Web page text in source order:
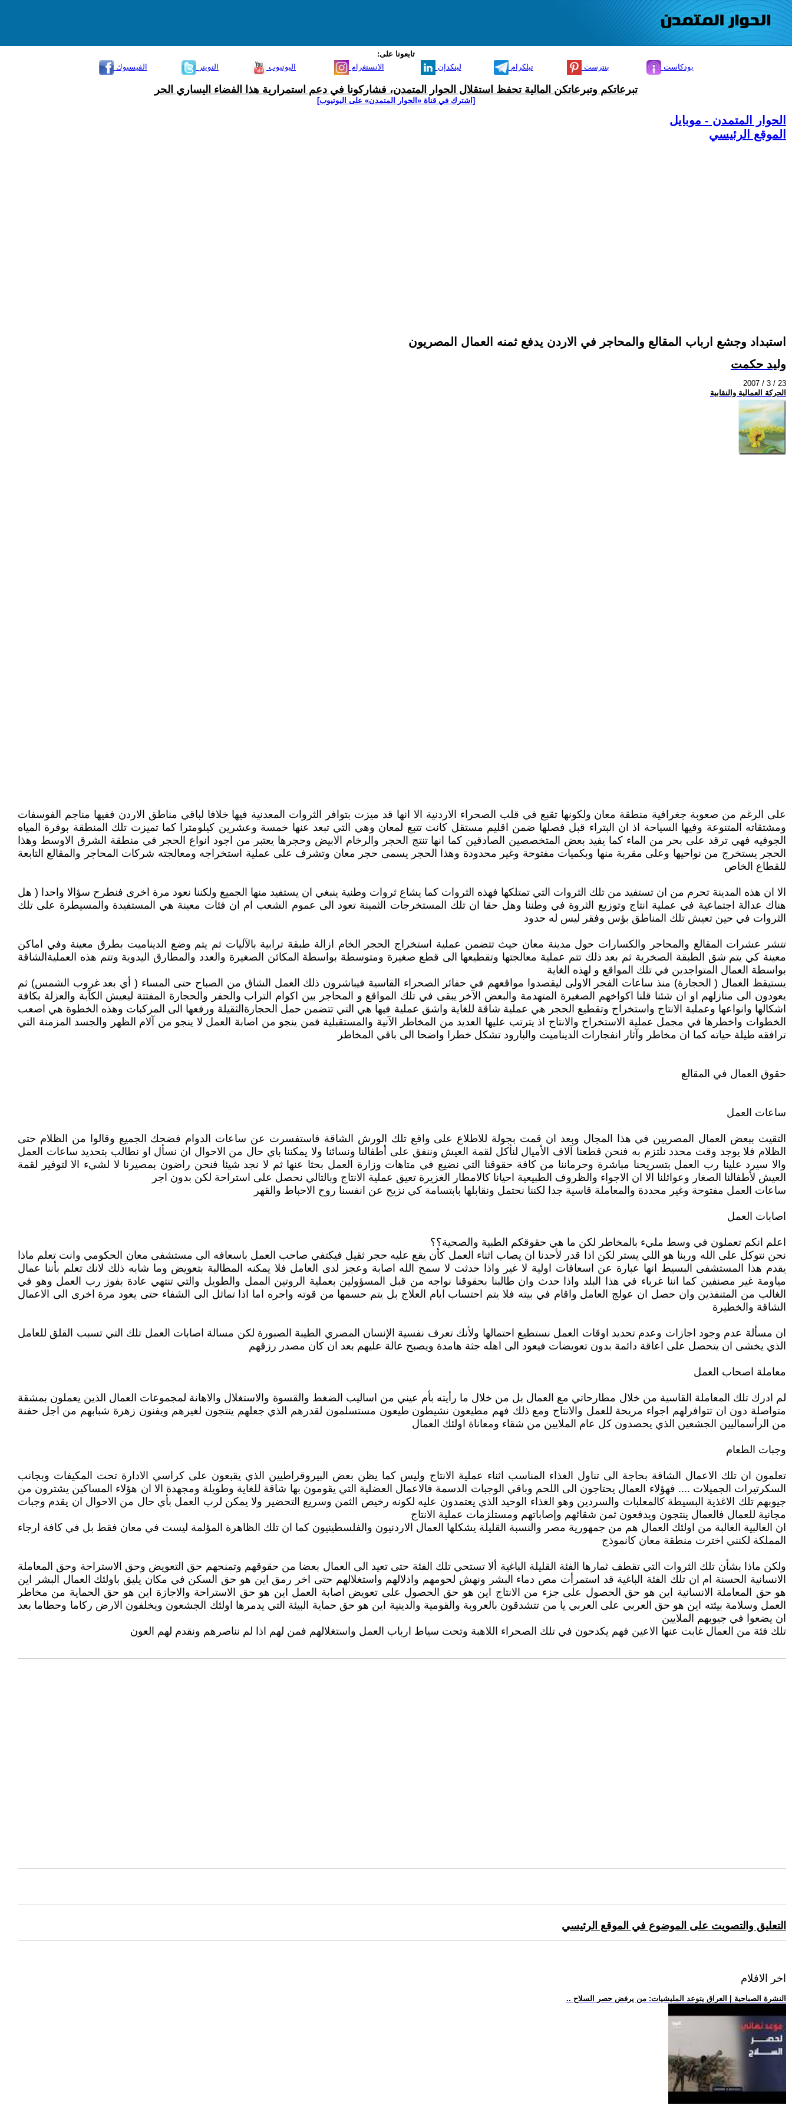
تابعونا على:
الفيسبوك
التويتر اليوتيوب الانستغرام لينكدإن تيلكرام بنترست بودكاست
تبرعاتكم وتبرعاتكن المالية تحفظ استقلال الحوار المتمدن، فشاركونا في دعم استمرارية هذا الفضاء اليساري الحر
[اشترك في قناة ‫«الحوار المتمدن» على اليوتيوب]
الحوار المتمدن - موبايل
الموقع الرئيسي
استبداد وجشع ارباب المقالع والمحاجر في الاردن يدفع ثمنه العمال المصريون
وليد حكمت
2007 / 3 / 23
الحركة العمالية والنقابية
على الرغم من صعوبة جغرافية منطقة معان ولكونها تقبع في قلب الصحراء الاردنية الا انها قد ميزت بتوافر الثروات المعدنية فيها خلافا لباقي مناطق الاردن ففيها مناجم الفوسفات
ومشتقاته المتنوعة وفيها السياحة اذ ان البتراء قبل فصلها ضمن اقليم مستقل كانت تتبع لمعان وهي التي تبعد عنها خمسة وعشرين كيلومترا كما تميزت تلك المنطقة بوفرة المياه
الجوفيه فهي ترقد على بحر من الماء كما يفيد بعض المتخصصين الصادقين كما انها تنتج الحجر والرخام الابيض وحجرها يعتبر من اجود انواع الحجر في منطقة الشرق الاوسط وهذا
الحجر يستخرج من نواحيها وعلى مقربة منها وبكميات مفتوحة وغير محدودة وهذا الحجر يسمى حجر معان وتشرف على عملية استخراجه ومعالجته شركات المحاجر والمقالع التابعة
للقطاع الخاص
الا ان هذه المدينة تحرم من ان تستفيد من تلك الثروات التي تمتلكها فهذه الثروات كما يشاع ثروات وطنية ينبغي ان يستفيد منها الجميع ولكننا نعود مرة اخرى فنطرح سؤالا واحدا ( هل
هناك عدالة اجتماعية في عملية انتاج وتوزيع الثروة في وطننا وهل حقا ان تلك المستخرجات الثمينة تعود الى عموم الشعب ام ان فئات معينة هي المستفيدة والمسيطرة على تلك
الثروات في حين تعيش تلك المناطق بؤس وفقر ليس له حدود
تتشر عشرات المقالع والمحاجر والكسارات حول مدينة معان حيث تتضمن عملية استخراج الحجر الخام ازالة طبقة ترابية بالآليات ثم يتم وضع الديناميت بطرق معينة وفي اماكن
معينة كي يتم شق الطبقة الصخرية ثم بعد ذلك تتم عملية معالجتها وتقطيعها الى قطع صغيرة ومتوسطة بواسطة المكائن الصغيرة والعدد والمطارق اليدوية وتتم هذه العمليةالشاقة
بواسطة العمال المتواجدين في تلك المواقع و لهذه الغاية
يستيقظ العمال ( الحجارة) منذ ساعات الفجر الاولى ليقصدوا مواقعهم في حفائر الصحراء القاسية فيباشرون ذلك العمل الشاق من الصباح حتى المساء ( أي بعد غروب الشمس) ثم
يعودون الى منازلهم او ان شئنا قلنا اكواخهم الصغيرة المتهدمة والبعض الآخر يبقى في تلك المواقع و المحاجر بين اكوام التراب والحفر والحجارة المفتتة ليعيش الكآبة والعزلة بكافة
اشكالها وانواعها وعملية الانتاج واستخراج وتقطيع الحجر هي عملية شاقة للغاية واشق عملية فيها هي التي تتضمن حمل الحجارةالثقيلة ورفعها الى المركبات وهذه الخطوة هي اصعب
الخطوات واخطرها في مجمل عملية الاستخراج والانتاج اذ يترتب عليها العديد من المخاطر الآنية والمستقبلية فمن ينجو من اصابة العمل لا ينجو من آلام الظهر والجسد المزمنة التي
ترافقه طيلة حياته كما ان مخاطر وآثار انفجارات الديناميت والبارود تشكل خطرا واضحا الى باقي المخاطر
حقوق العمال في المقالع
ساعات العمل
التقيت ببعض العمال المصريين في هذا المجال وبعد ان قمت بجولة للاطلاع على واقع تلك الورش الشاقة فاستفسرت عن ساعات الدوام فضحك الجميع وقالوا من الظلام حتى
الظلام فلا يوجد وقت محدد نلتزم به فنحن قطعنا آلاف الأميال لنأكل لقمة العيش وننفق على أطفالنا ونسائنا ولا يمكننا باي حال من الاحوال ان نسأل او نطالب بتحديد ساعات العمل
والا سيرد علينا رب العمل بتسريحنا مباشرة وحرماننا من كافة حقوقنا التي نضيع في متاهات وزارة العمل بحثا عنها ثم لا نجد شيئا فنحن راضون بمصيرنا لا لشيء الا لتوفير لقمة
العيش لأطفالنا الصغار وعوائلنا الا ان الاجواء والظروف الطبيعية احيانا كالامطار الغزيرة تعيق عملية الانتاج وبالتالي نحصل على استراحة لكن بدون اجر
ساعات العمل مفتوحة وغير محددة والمعاملة قاسية جدا لكننا نحتمل ونقابلها بابتسامة كي نزيح عن انفسنا روح الاحباط والقهر
اصابات العمل
اعلم انكم تعملون في وسط مليء بالمخاطر لكن ما هي حقوقكم الطبية والصحية؟؟
نحن نتوكل على الله وربنا هو اللي يستر لكن اذا قدر لأحدنا ان يصاب اثناء العمل كأن يقع عليه حجر ثقيل فيكتفي صاحب العمل باسعافه الى مستشفى معان الحكومي وانت تعلم ماذا
يقدم هذا المستشفى البسيط انها عبارة عن اسعافات اولية لا غير واذا حدثت لا سمح الله اصابة وعجز لدى العامل فلا يمكنه المطالبة بتعويض وما شابه ذلك لانك تعلم بأننا عمال
مياومة غير مصنفين كما اننا غرباء في هذا البلد واذا حدث وان طالبنا بحقوقنا نواجه من قبل المسؤولين بعملية الروتين الممل والطويل والتي تنتهي عادة بفوز رب العمل وهو في
الغالب من المتنفذين وان حصل ان عولج العامل واقام في بيته فلا يتم احتساب ايام العلاج بل يتم حسمها من قوته واجره اما اذا تماثل الى الشفاء حتى يعود مرة اخرى الى الاعمال
الشاقة والخطيرة
ان مسألة عدم وجود اجازات وعدم تحديد اوقات العمل نستطيع احتمالها ولأنك تعرف نفسية الإنسان المصري الطيبة الصبورة لكن مسالة اصابات العمل تلك التي تسبب القلق للعامل
الذي يخشى ان يتحصل على اعاقة دائمة بدون تعويضات فيعود الى اهله جثة هامدة ويصبح عالة عليهم بعد ان كان مصدر رزقهم
معاملة اصحاب العمل
لم ادرك تلك المعاملة القاسية من خلال مطارحاتي مع العمال بل من خلال ما رأيته بأم عيني من اساليب الضغط والقسوة والاستغلال والاهانة لمجموعات العمال الذين يعملون بمشقة
متواصلة دون ان تتوافرلهم اجواء مريحة للعمل والانتاج ومع ذلك فهم مطيعون نشيطون طيعون مستسلمون لقدرهم الذي جعلهم ينتجون لغيرهم ويفنون زهرة شبابهم من اجل حفنة
من الرأسماليين الجشعين الذي يحصدون كل عام الملايين من شقاء ومعاناة اولئك العمال
وجبات الطعام
تعلمون ان تلك الاعمال الشاقة بحاجة الى تناول الغذاء المناسب اثناء عملية الانتاج وليس كما يظن بعض البيروقراطيين الذي يقبعون على كراسي الادارة تحت المكيفات وبجانب
السكرتيرات الجميلات .... فهؤلاء العمال يحتاجون الى اللحم وباقي الوجبات الدسمة فالاعمال العضلية التي يقومون بها شاقة للغاية وطويلة ومجهدة الا ان هؤلاء المساكين يشترون من
جيوبهم تلك الاغذية البسيطة كالمعلبات والسردين وهو الغذاء الوحيد الذي يعتمدون عليه لكونه رخيص الثمن وسريع التحضير ولا يمكن لرب العمل بأي حال من الاحوال ان يقدم وجبات
مجانية للعمال فالعمال ينتجون ويدفعون ثمن شقائهم وإصاباتهم ومستلزمات عملية الانتاج
ان الغالبية الغالبة من اولئك العمال هم من جمهورية مصر والنسبة القليلة يشكلها العمال الاردنيون والفلسطينيون كما ان تلك الظاهرة المؤلمة ليست في معان فقط بل في كافة ارجاء
المملكة لكنني اخترت منطقة معان كانموذج
ولكن ماذا بشأن تلك الثروات التي تقطف ثمارها الفئة القليلة الباغية ألا تستحي تلك الفئة حتى تعيد الى العمال بعضا من حقوقهم وتمنحهم حق التعويض وحق الاستراحة وحق المعاملة
الانسانية الحسنة ام ان تلك الفئة الباغية قد استمرأت مص دماء البشر ونهش لحومهم واذلالهم واستغلالهم حتى اخر رمق اين هو حق السكن في مكان يليق باولئك العمال البشر اين
هو حق المعاملة الانسانية اين هو حق الحصول على جزء من الانتاج اين هو حق الحصول على تعويض اصابة العمل اين هو حق الاستراحة والاجازة اين هو حق الحماية من مخاطر
العمل وسلامة بيئته اين هو حق العربي على العربي يا من تتشدقون بالعروبة والقومية والدينية اين هو حق حماية البيئة التي يدمرها اولئك الجشعون ويخلفون الارض ركاما وحطاما بعد
ان يضعوا في جيوبهم الملايين
تلك فئة من العمال غابت عنها الاعين فهم يكدحون في تلك الصحراء اللاهبة وتحت سياط ارباب العمل واستغلالهم فمن لهم اذا لم نناصرهم ونقدم لهم العون
التعليق والتصويت على الموضوع في الموقع الرئيسي
اخر الافلام
.. النشرة الصباحية | العراق يتوعد المليشيات: من يرفض حصر السلاح